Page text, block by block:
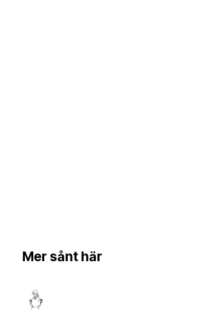
Mer sånt här